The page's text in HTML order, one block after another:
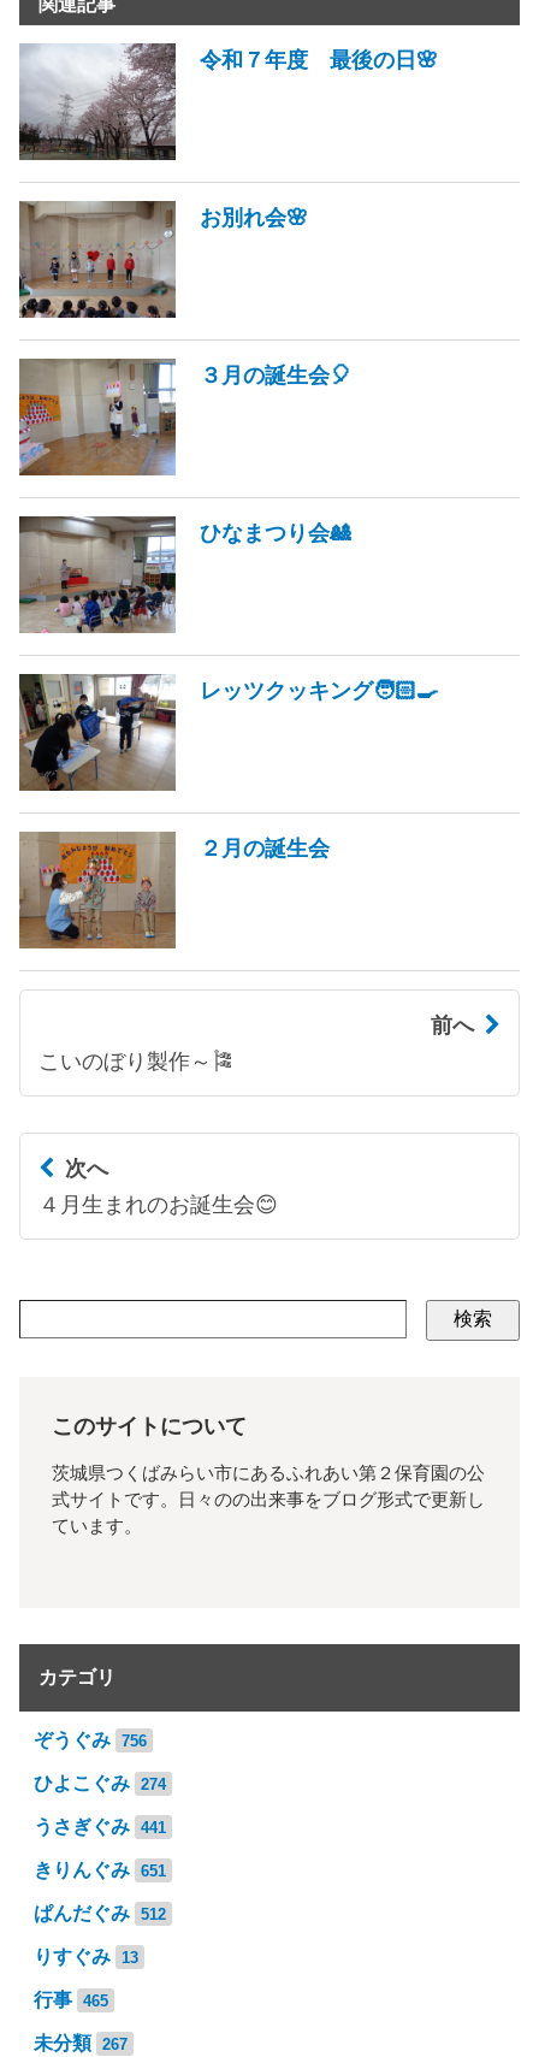
令和７年度 最後の日🌸
お別れ会🌸
３月の誕生会🎈
ひなまつり会🎎
レッツクッキング🧑🏻‍🍳
２月の誕生会
前へ
こいのぼり製作～🎏
次へ
４月生まれのお誕生会😊
検索
このサイトについて
茨城県つくばみらい市にあるふれあい第２保育園の公
式サイトです。日々のの出来事をブログ形式で更新し
ています。
カテゴリ
ぞうぐみ 756
ひよこぐみ 274
うさぎぐみ 441
きりんぐみ 651
ぱんだぐみ 512
りすぐみ 13
行事 465
未分類 267